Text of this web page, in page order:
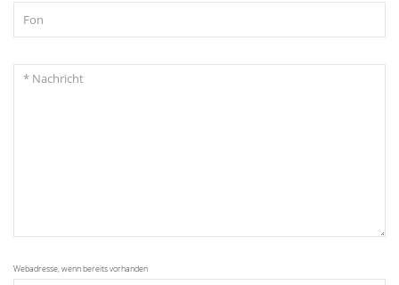
Webadresse, wenn bereits vorhanden